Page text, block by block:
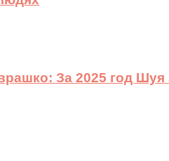
За 2025 год Шуя